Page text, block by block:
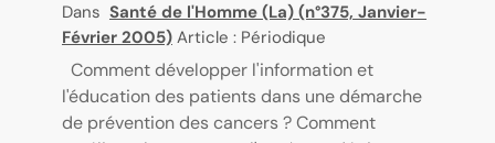
Dans Santé de l'Homme (La) (n°375, Janvier-
Février 2005) Article : Périodique
Comment développer l'information et
l'éducation des patients dans une démarche
de prévention des cancers ? Comment